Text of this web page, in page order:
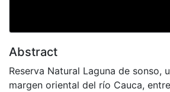
Abstract
Reserva Natural Laguna de sonso,
margen oriental del río Cauca,